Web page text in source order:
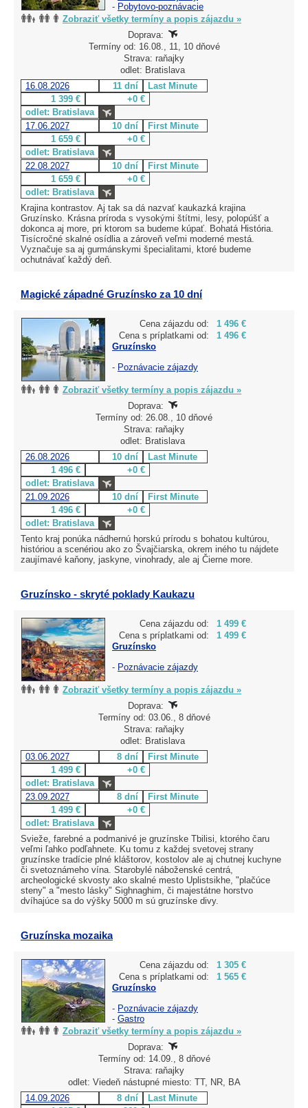
- Pobytovo-poznávacie
Zobraziť všetky termíny a popis zájazdu »
Doprava:
Termíny od: 16.08., 11, 10 dňové
Strava: raňajky
odlet: Bratislava
16.08.2026
11 dní
Last Minute
1 399 €
+0 €
odlet: Bratislava
17.06.2027
10 dní
First Minute
1 659 €
+0 €
odlet: Bratislava
22.08.2027
10 dní
First Minute
1 659 €
+0 €
odlet: Bratislava
Krajina kontrastov. Aj tak sa dá nazvať kaukazká krajina
Gruzínsko. Krásna príroda s vysokými štítmi, lesy, polopúšť a
dokonca aj more, pri ktorom sa budeme kúpať. Bohatá História.
Tisícročné skalné osídlia a zároveň veľmi moderné mestá.
Vyznačuje sa aj gurmánskymi špecialitami, ktoré budeme
ochutnávať každý deň.
Magické západné Gruzínsko za 10 dní
Cena zájazdu od:
1 496 €
Cena s príplatkami od:
1 496 €
Gruzínsko
- Poznávacie zájazdy
Zobraziť všetky termíny a popis zájazdu »
Doprava:
Termíny od: 26.08., 10 dňové
Strava: raňajky
odlet: Bratislava
26.08.2026
10 dní
Last Minute
1 496 €
+0 €
odlet: Bratislava
21.09.2026
10 dní
First Minute
1 496 €
+0 €
odlet: Bratislava
Tento kraj ponúka nádhernú horskú prírodu s bohatou kultúrou,
históriou a scenériou ako zo Švajčiarska, okrem iného tu nájdete
zaujímavé kaňony, jaskyne, vinohrady, ale aj Čierne more.
Gruzínsko - skryté poklady Kaukazu
Cena zájazdu od:
1 499 €
Cena s príplatkami od:
1 499 €
Gruzínsko
- Poznávacie zájazdy
Zobraziť všetky termíny a popis zájazdu »
Doprava:
Termíny od: 03.06., 8 dňové
Strava: raňajky
odlet: Bratislava
03.06.2027
8 dní
First Minute
1 499 €
+0 €
odlet: Bratislava
23.09.2027
8 dní
First Minute
1 499 €
+0 €
odlet: Bratislava
Svieže, farebné a podmanivé je gruzínske Tbilisi, ktorého čaru
veľmi ľahko podľahnete. Ku tomu z každej svetovej strany
gruzínske tradície plné kláštorov, kostolov ale aj chutnej kuchyne
či svetoznámeho vína. Starobylé náboženské centrá,
archeologické skvosty ako skalné mesto Uplistsikhe, "plačúce
steny" a "mesto lásky" Sighnaghim, či majestátne horstvo
dvíhajúce sa do výšky 5000 m sú gruzínske divy.
Gruzínska mozaika
Cena zájazdu od:
1 305 €
Cena s príplatkami od:
1 565 €
Gruzínsko
- Poznávacie zájazdy
- Gastro
Zobraziť všetky termíny a popis zájazdu »
Doprava:
Termíny od: 14.09., 8 dňové
Strava: raňajky
odlet: Viedeň nástupné miesto: TT, NR, BA
14.09.2026
8 dní
Last Minute